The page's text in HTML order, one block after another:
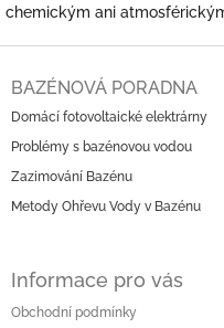
chemickým ani
BAZÉNOVÁ PORADNA
Domácí fotovoltaické elektrárny
Problémy s bazénovou vodou
Zazimování Bazénu
Metody Ohřevu Vody v Bazénu
Informace pro vás
Obchodní podmínky